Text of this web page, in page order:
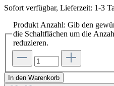
Sofort verfügbar, Lieferzeit: 1-3
Produkt Anzahl: Gib den
die Schaltflächen um die
reduzieren.
In den Warenkorb